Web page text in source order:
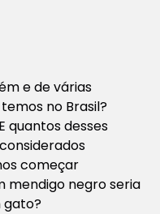
e de várias
no Brasil?
quantos desses
começar
mendigo negro seria
gato?